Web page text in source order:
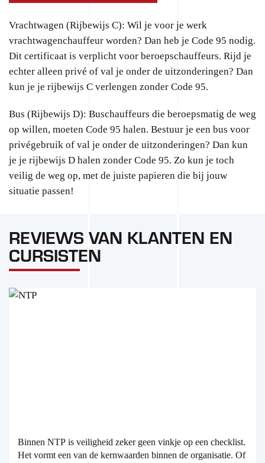
Vrachtwagen (Rijbewijs C): Wil je voor je werk
vrachtwagenchauffeur worden? Dan heb je Code 95 nodig.
Dit certificaat is verplicht voor beroepschauffeurs. Rijd je
echter alleen privé of val je onder de uitzonderingen? Dan
kun je je rijbewijs C verlengen zonder Code 95.
Bus (Rijbewijs D): Buschauffeurs die beroepsmatig de weg
op willen, moeten Code 95 halen. Bestuur je een bus voor
privégebruik of val je onder de uitzonderingen? Dan kun
je je rijbewijs D halen zonder Code 95. Zo kun je toch
veilig de weg op, met de juiste papieren die bij jouw
situatie passen!
REVIEWS VAN KLANTEN EN
CURSISTEN
Binnen NTP is veiligheid zeker geen vinkje op een checklist.
Het vormt een van de kernwaarden binnen de organisatie. Of